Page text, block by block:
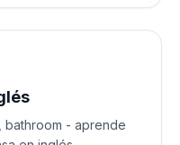
bathroom - aprende